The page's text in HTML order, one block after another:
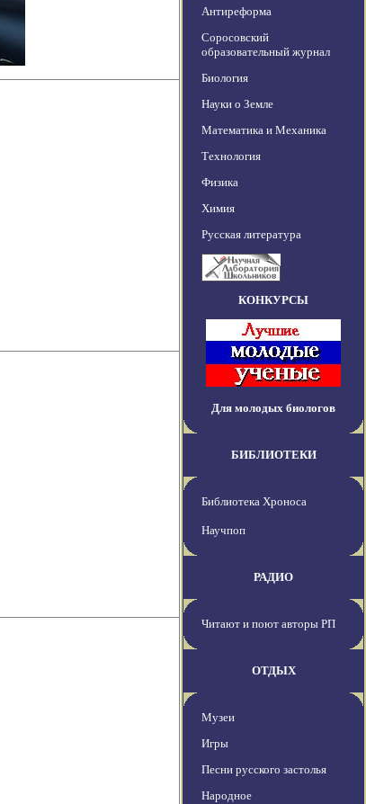
Антиреформа
Соросовский
образовательный журнал
Биология
Науки о Земле
Математика и Механика
Технология
Физика
Химия
Русская литература
КОНКУРСЫ
Для молодых биологов
БИБЛИОТЕКИ
Библиотека Хроноса
Научпоп
РАДИО
Читают и поют авторы РП
ОТДЫХ
Музеи
Игры
Песни русского застолья
Народное